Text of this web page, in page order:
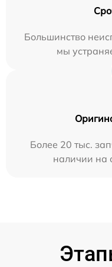
Большинство
мы
Более 20 тыс.
наличии на